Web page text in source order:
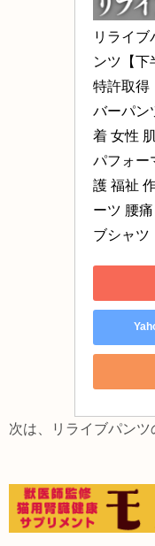
リライブ
ンツ【下
特許取得
バーパン
着 女性
パフォー
護 福祉
ーツ 腰
ブシャツ
次は、リライブパン